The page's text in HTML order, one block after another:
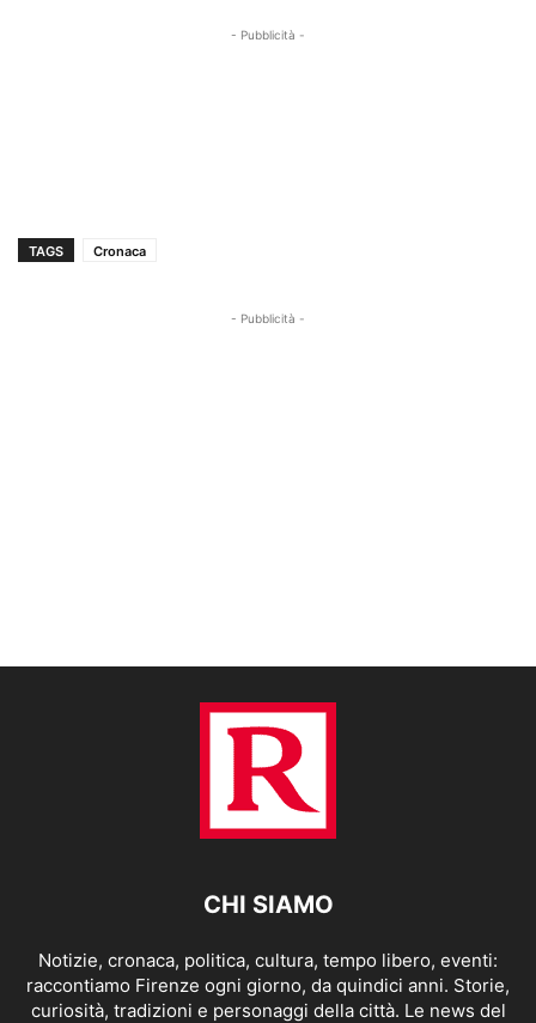
- Pubblicità -
TAGS Cronaca
- Pubblicità -
CHI SIAMO
Notizie, cronaca, politica, cultura, tempo libero, eventi:
raccontiamo Firenze ogni giorno, da quindici anni. Storie,
curiosità, tradizioni e personaggi della città. Le news del